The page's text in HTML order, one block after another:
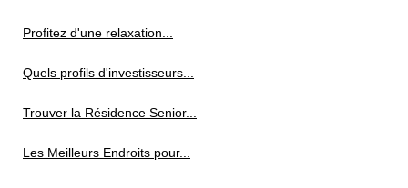
Profitez d'une relaxation...
Quels profils d'investisseurs...
Trouver la Résidence Senior...
Les Meilleurs Endroits pour...